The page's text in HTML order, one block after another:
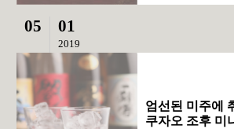
05 01
2019
엄선된 미주에
쿠자오 조후 미